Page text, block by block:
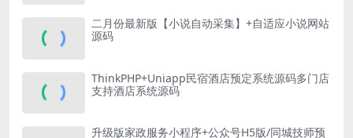
二月份最新版【小说自动采集】+自适应小说网站
源码
ThinkPHP+Uniapp民宿酒店预定系统源码多门店
支持酒店系统源码
升级版家政服务小程序+公众号H5版/同城技师预